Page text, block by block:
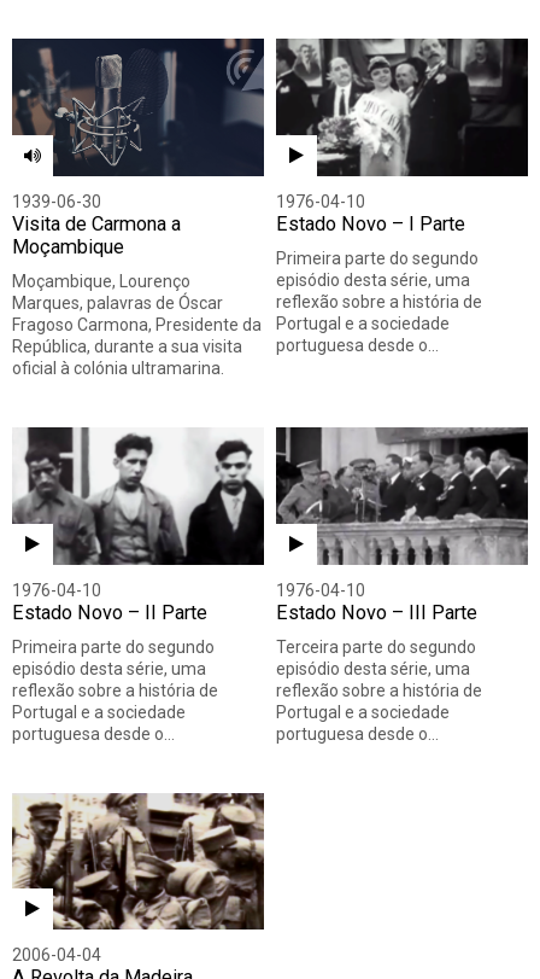
1939-06-30
Visita de Carmona a
Moçambique
Moçambique, Lourenço
Marques, palavras de Óscar
Fragoso Carmona, Presidente da
República, durante a sua visita
oficial à colónia ultramarina.
1976-04-10
Estado Novo – I Parte
Primeira parte do segundo
episódio desta série, uma
reflexão sobre a história de
Portugal e a sociedade
portuguesa desde o…
1976-04-10
Estado Novo – II Parte
Primeira parte do segundo
episódio desta série, uma
reflexão sobre a história de
Portugal e a sociedade
portuguesa desde o…
1976-04-10
Estado Novo – III Parte
Terceira parte do segundo
episódio desta série, uma
reflexão sobre a história de
Portugal e a sociedade
portuguesa desde o…
2006-04-04